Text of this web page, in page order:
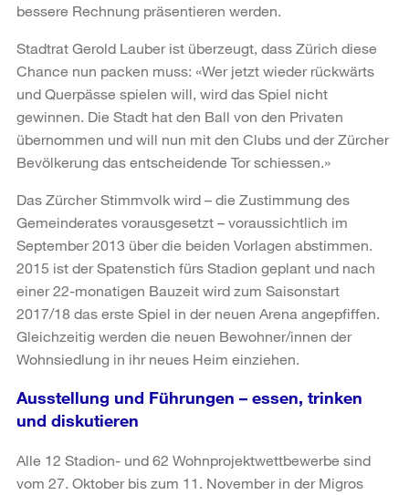
bessere Rechnung präsentieren werden.
Stadtrat Gerold Lauber ist überzeugt, dass Zürich diese
Chance nun packen muss: «Wer jetzt wieder rückwärts
und Querpässe spielen will, wird das Spiel nicht
gewinnen. Die Stadt hat den Ball von den Privaten
übernommen und will nun mit den Clubs und der Zürcher
Bevölkerung das entscheidende Tor schiessen.»
Das Zürcher Stimmvolk wird – die Zustimmung des
Gemeinderates vorausgesetzt – voraussichtlich im
September 2013 über die beiden Vorlagen abstimmen.
2015 ist der Spatenstich fürs Stadion geplant und nach
einer 22-monatigen Bauzeit wird zum Saisonstart
2017/18 das erste Spiel in der neuen Arena angepfiffen.
Gleichzeitig werden die neuen Bewohner/innen der
Wohnsiedlung in ihr neues Heim einziehen.
Ausstellung und Führungen – essen, trinken
und diskutieren
Alle 12 Stadion- und 62 Wohnprojektwettbewerbe sind
vom 27. Oktober bis zum 11. November in der Migros